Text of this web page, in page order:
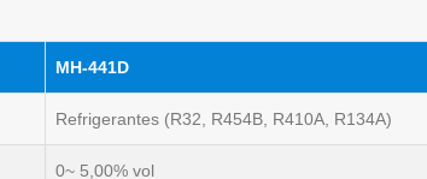
MH-441D
Refrigerantes (R32, R454B, R410A, R134A)
0~ 5,00% vol